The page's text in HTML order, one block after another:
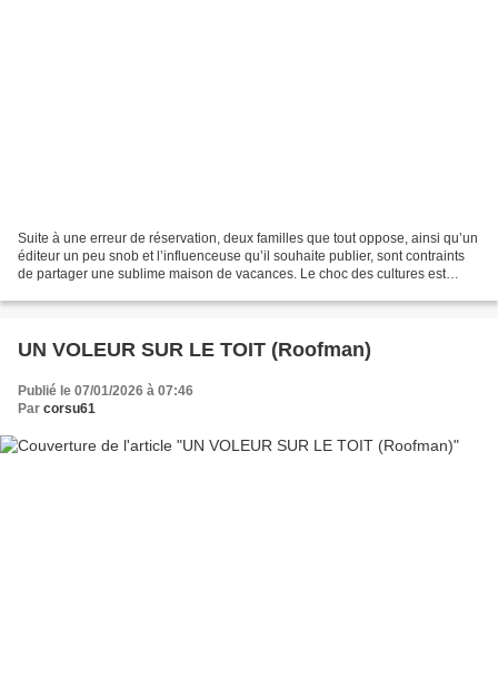
Suite à une erreur de réservation, deux familles que tout oppose, ainsi qu’un
éditeur un peu snob et l’influenceuse qu’il souhaite publier, sont contraints
de partager une sublime maison de vacances. Le choc des cultures est
UN VOLEUR SUR LE TOIT (Roofman)
Publié le 07/01/2026 à 07:46
Par corsu61